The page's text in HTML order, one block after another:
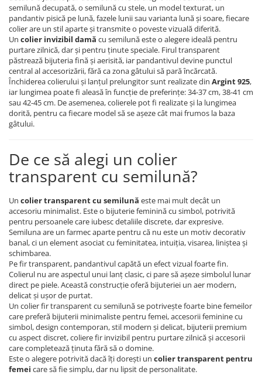
Coliere Diverse
BRĂȚĂRI
BRĂȚĂRI CU ȘNUR REGLABIL
Brățări din Aur cu șnur reglabil
Brățări din Argint cu șnur reglabil
BRĂȚĂRI CU PIETRE SEMIPREȚIOASE
Brățări din Aur cu pietre
semiprețioase
Brățări din Argint cu pietre
Brățări elastice cu pietre
semiprețioase
BRĂȚĂRI DE PICIOR
Brățări de picior din Aur
Brățări de picior din Argint
COLIERE
Coliere cu mărgele colorate și
Argint
Coliere cu pietre semiprețioase
semilună decupată, o semilună cu stele, un model texturat, un
pandantiv pisică pe lună, fazele lunii sau varianta lună și soare, fiecare
colier are un stil aparte și transmite o poveste vizuală diferită.
Un colier invizibil damă cu semilună este o alegere ideală pentru
purtare zilnică, dar și pentru ținute speciale. Firul transparent
păstrează bijuteria fină și aerisită, iar pandantivul devine punctul
central al accesorizării, fără ca zona gâtului să pară încărcată.
Închiderea colierului și lanțul prelungitor sunt realizate din Argint 925,
iar lungimea poate fi aleasă în funcție de preferințe: 34-37 cm, 38-41 cm
sau 42-45 cm. De asemenea, colierele pot fi realizate și la lungimea
dorită, pentru ca fiecare model să se așeze cât mai frumos la baza
gâtului.
De ce să alegi un colier
transparent cu semilună?
Un colier transparent cu semilună este mai mult decât un
accesoriu minimalist. Este o bijuterie feminină cu simbol, potrivită
pentru persoanele care iubesc detaliile discrete, dar expresive.
Semiluna are un farmec aparte pentru că nu este un motiv decorativ
banal, ci un element asociat cu feminitatea, intuiția, visarea, liniștea și
schimbarea.
Pe fir transparent, pandantivul capătă un efect vizual foarte fin.
Colierul nu are aspectul unui lanț clasic, ci pare să așeze simbolul lunar
direct pe piele. Această construcție oferă bijuteriei un aer modern,
delicat și ușor de purtat.
Un colier fir transparent cu semilună se potrivește foarte bine femeilor
care preferă bijuterii minimaliste pentru femei, accesorii feminine cu
simbol, design contemporan, stil modern și delicat, bijuterii premium
cu aspect discret, coliere fir invizibil pentru purtare zilnică și accesorii
care completează ținuta fără să o domine.
Este o alegere potrivită dacă îți dorești un colier transparent pentru
femei care să fie simplu, dar nu lipsit de personalitate.